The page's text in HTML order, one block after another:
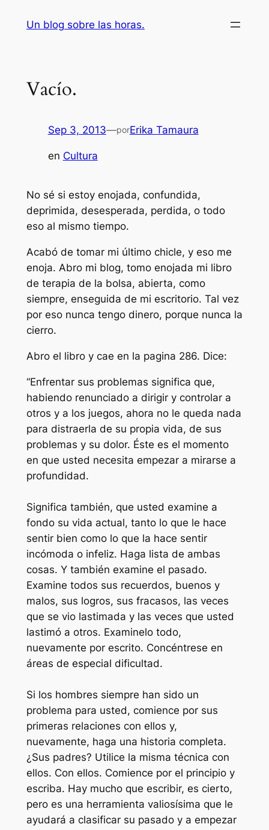
Un blog sobre las horas.
Vacío.
Sep 3, 2013—porErika Tamaura
en Cultura
No sé si estoy enojada, confundida,
deprimida, desesperada, perdida, o todo
eso al mismo tiempo.
Acabó de tomar mi último chicle, y eso me
enoja. Abro mi blog, tomo enojada mi libro
de terapia de la bolsa, abierta, como
siempre, enseguida de mi escritorio. Tal vez
por eso nunca tengo dinero, porque nunca la
cierro.
Abro el libro y cae en la pagina 286. Dice:
“Enfrentar sus problemas significa que,
habiendo renunciado a dirigir y controlar a
otros y a los juegos, ahora no le queda nada
para distraerla de su propia vida, de sus
problemas y su dolor. Éste es el momento
en que usted necesita empezar a mirarse a
profundidad.
Significa también, que usted examine a
fondo su vida actual, tanto lo que le hace
sentir bien como lo que la hace sentir
incómoda o infeliz. Haga lista de ambas
cosas. Y también examine el pasado.
Examine todos sus recuerdos, buenos y
malos, sus logros, sus fracasos, las veces
que se vio lastimada y las veces que usted
lastimó a otros. Examinelo todo,
nuevamente por escrito. Concéntrese en
áreas de especial dificultad.
Si los hombres siempre han sido un
problema para usted, comience por sus
primeras relaciones con ellos y,
nuevamente, haga una historia completa.
¿Sus padres? Utilice la misma técnica con
ellos. Con ellos. Comience por el principio y
escriba. Hay mucho que escribir, es cierto,
pero es una herramienta valiosísima que le
ayudará a clasificar su pasado y a empezar